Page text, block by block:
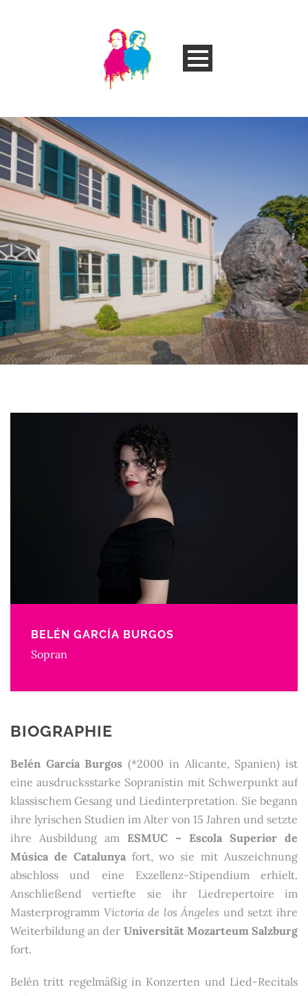
BELÉN GARCÍA BURGOS
Sopran
BIOGRAPHIE
Belén García Burgos (*2000 in Alicante, Spanien) ist
eine ausdrucksstarke Sopranistin mit Schwerpunkt auf
klassischem Gesang und Liedinterpretation. Sie begann
ihre lyrischen Studien im Alter von 15 Jahren und setzte
ihre Ausbildung am ESMUC – Escola Superior de
Música de Catalunyafort, wo sie mit Auszeichnung
abschloss und eine Exzellenz-Stipendium erhielt.
Anschließend vertiefte sie ihr Liedrepertoire im
Masterprogramm Victoria de los Ángeles und setzt ihre
Weiterbildung an der Universität Mozarteum Salzburg
fort.
Belén tritt regelmäßig in Konzerten und Lied-Recitals